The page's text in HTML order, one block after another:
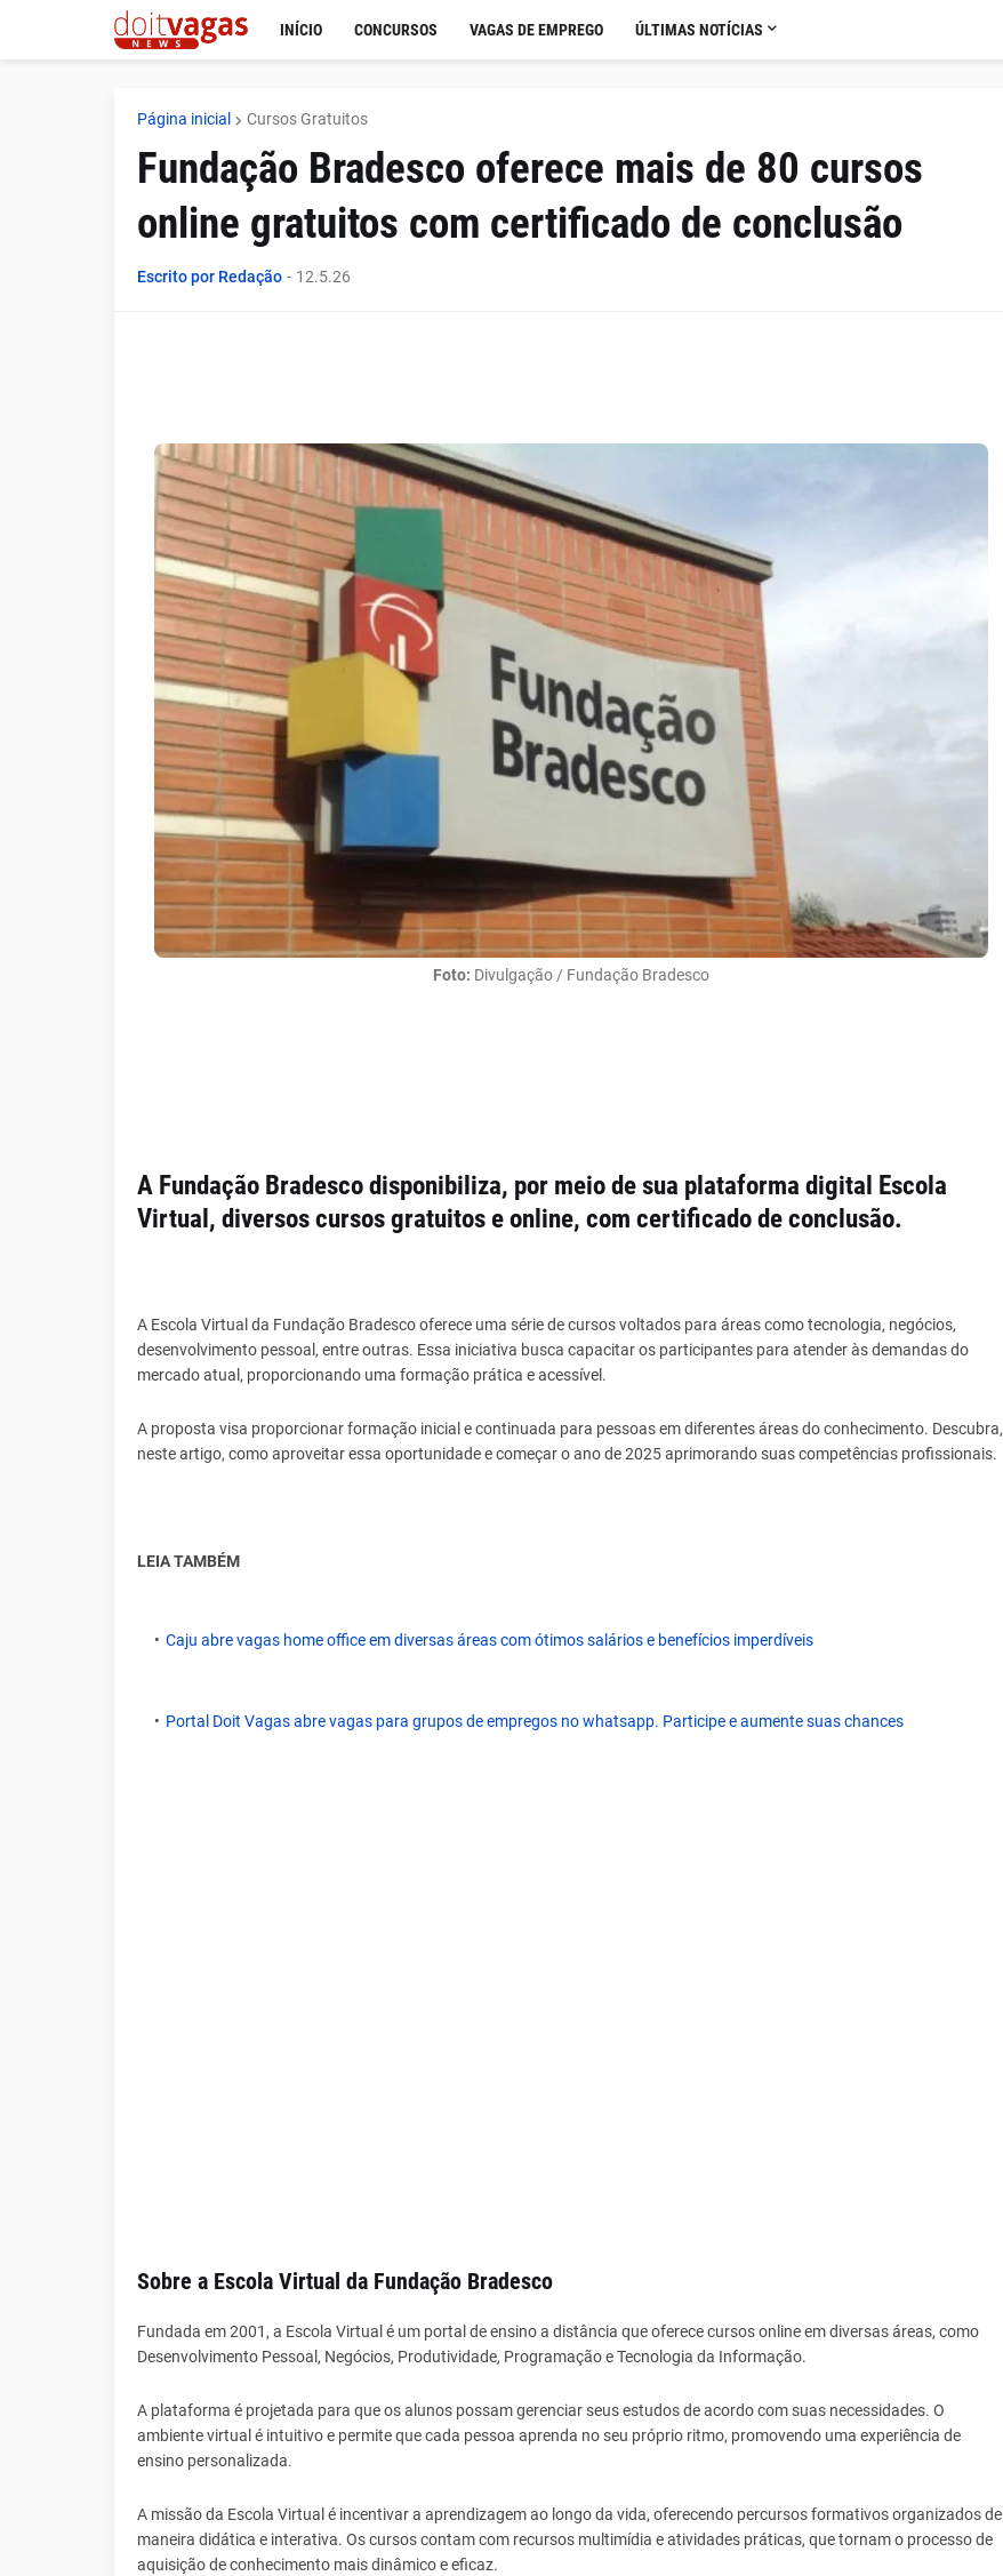
INÍCIO CONCURSOS VAGAS DE EMPREGO ÚLTIMAS NOTÍCIAS
Página inicial Cursos Gratuitos
Fundação Bradesco oferece mais de 80 cursos
online gratuitos com certificado de conclusão
Escrito por Redação - 12.5.26
Foto: Divulgação / Fundação Bradesco
A Fundação Bradesco disponibiliza, por meio de sua plataforma digital Escola
Virtual, diversos cursos gratuitos e online, com certificado de conclusão.
A Escola Virtual da Fundação Bradesco oferece uma série de cursos voltados para áreas como tecnologia, negócios,
desenvolvimento pessoal, entre outras. Essa iniciativa busca capacitar os participantes para atender às demandas do
mercado atual, proporcionando uma formação prática e acessível.
A proposta visa proporcionar formação inicial e continuada para pessoas em diferentes áreas do conhecimento. Descubra,
neste artigo, como aproveitar essa oportunidade e começar o ano de 2025 aprimorando suas competências profissionais.
LEIA TAMBÉM
Caju abre vagas home office em diversas áreas com ótimos salários e benefícios imperdíveis
Portal Doit Vagas abre vagas para grupos de empregos no whatsapp. Participe e aumente suas chances
Sobre a Escola Virtual da Fundação Bradesco
Fundada em 2001, a Escola Virtual é um portal de ensino a distância que oferece cursos online em diversas áreas, como
Desenvolvimento Pessoal, Negócios, Produtividade, Programação e Tecnologia da Informação.
A plataforma é projetada para que os alunos possam gerenciar seus estudos de acordo com suas necessidades. O
ambiente virtual é intuitivo e permite que cada pessoa aprenda no seu próprio ritmo, promovendo uma experiência de
ensino personalizada.
A missão da Escola Virtual é incentivar a aprendizagem ao longo da vida, oferecendo percursos formativos organizados de
maneira didática e interativa. Os cursos contam com recursos multimídia e atividades práticas, que tornam o processo de
aquisição de conhecimento mais dinâmico e eficaz.